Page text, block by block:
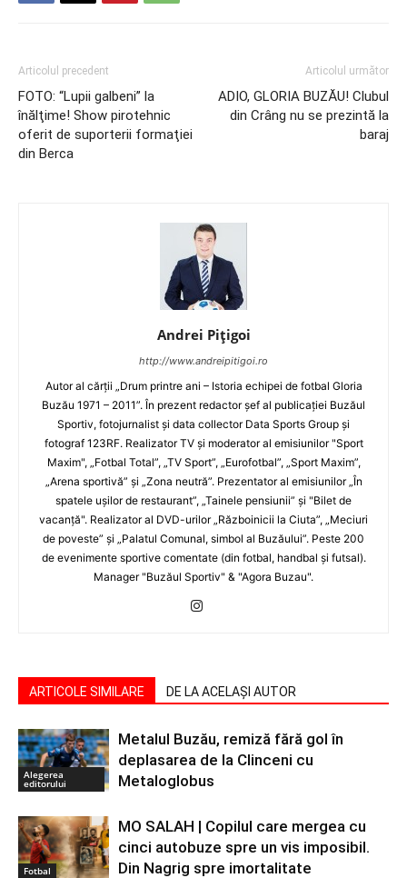
Articolul precedent
FOTO: “Lupii galbeni” la
înălţime! Show pirotehnic
oferit de suporterii formaţiei
din Berca
Articolul următor
ADIO, GLORIA BUZĂU! Clubul
din Crâng nu se prezintă la
baraj
Andrei Pițigoi
http://www.andreipitigoi.ro
Autor al cărţii „Drum printre ani – Istoria echipei de fotbal Gloria
Buzău 1971 – 2011”. În prezent redactor şef al publicaţiei Buzăul
Sportiv, fotojurnalist şi data collector Data Sports Group şi
fotograf 123RF. Realizator TV şi moderator al emisiunilor "Sport
Maxim", „Fotbal Total”, „TV Sport”, „Eurofotbal”, „Sport Maxim”,
„Arena sportivă” şi „Zona neutră”. Prezentator al emisiunilor „În
spatele uşilor de restaurant”, „Tainele pensiunii” şi "Bilet de
vacanţă". Realizator al DVD-urilor „Războinicii la Ciuta”, „Meciuri
de poveste” şi „Palatul Comunal, simbol al Buzăului”. Peste 200
de evenimente sportive comentate (din fotbal, handbal şi futsal).
Manager "Buzăul Sportiv" & "Agora Buzau".
ARTICOLE SIMILARE DE LA ACELAȘI AUTOR
Alegerea
editorului
Metalul Buzău, remiză fără gol în
deplasarea de la Clinceni cu
Metaloglobus
Fotbal
MO SALAH | Copilul care mergea cu
cinci autobuze spre un vis imposibil.
Din Nagrig spre imortalitate